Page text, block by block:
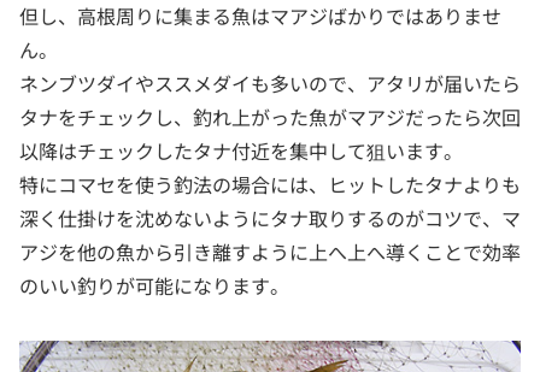
但し、高根周りに集まる魚はマアジばかりではありませ
ん。
ネンブツダイやススメダイも多いので、アタリが届いたら
タナをチェックし、釣れ上がった魚がマアジだったら次回
以降はチェックしたタナ付近を集中して狙います。
特にコマセを使う釣法の場合には、ヒットしたタナよりも
深く仕掛けを沈めないようにタナ取りするのがコツで、マ
アジを他の魚から引き離すように上へ上へ導くことで効率
のいい釣りが可能になります。